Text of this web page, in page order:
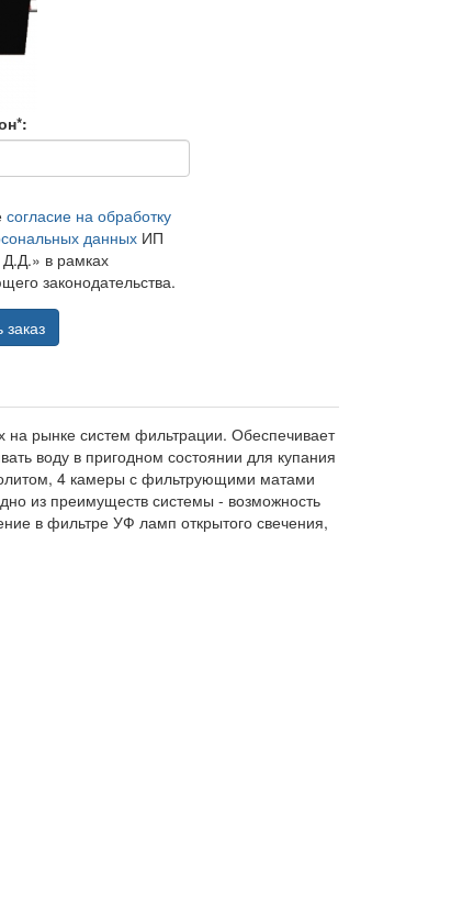
согласие на обработку
данныхИП
в рамках
законодательства.
рынке систем фильтрации. Обеспечивает
воду в пригодном состоянии для купания
4 камеры с фильтрующими матами
из преимуществ системы - возможность
в фильтре УФ ламп открытого свечения,